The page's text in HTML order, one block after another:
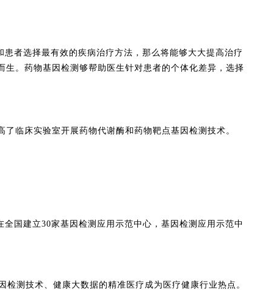
者选择最有效的疾病治疗方法，那么将能够大大提高治疗
。药物基因检测够帮助医生针对患者的个体化差异，选择
临床实验室开展药物代谢酶和药物靶点基因检测技术。
国建立30家基因检测应用示范中心，基因检测应用示范中
测技术、健康大数据的精准医疗成为医疗健康行业热点。